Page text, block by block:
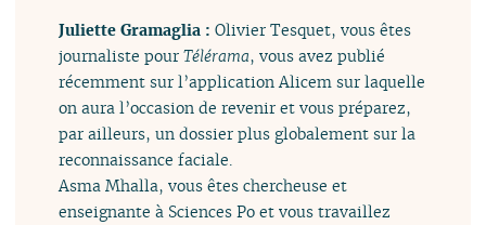
Juliette Gramaglia :Olivier Tesquet, vous êtes
journaliste pourTélérama, vous avez publié
récemment sur l’application Alicem sur laquelle
on aura l’occasion de revenir et vous préparez,
par ailleurs, un dossier plus globalement sur la
reconnaissance faciale.
Asma Mhalla, vous êtes chercheuse et
enseignante à Sciences Po et vous travaillez